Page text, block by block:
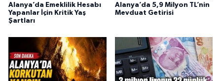
Alanya’da Emeklilik Hesabı
Yapanlar İçin Kritik Yaş
Şartları
Alanya’da 5,9 Milyon TL’nin
Mevduat Getirisi